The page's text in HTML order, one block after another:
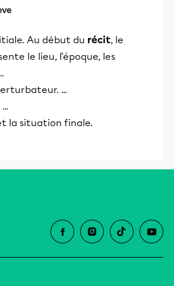
Au début du récit, le
le lieu, l'époque, les
...
la situation finale.